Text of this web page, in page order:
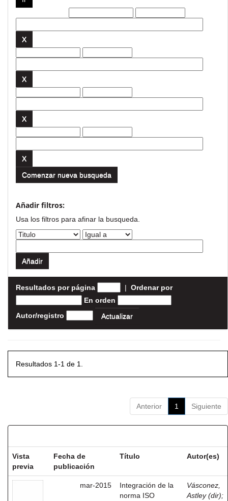
Comenzar nueva busqueda
Añadir filtros:
Usa los filtros para afinar la busqueda.
Resultados por página | Ordenar por
En orden
Autor/registro
Resultados 1-1 de 1.
Anterior 1 Siguiente
Vista
previa
Fecha de
publicación
Título Autor(es)
mar-2015
Integración de la
norma ISO
Vásconez,
Astley (dir);